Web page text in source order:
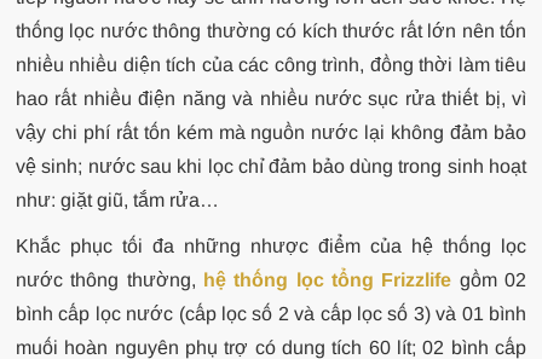
thống lọc nước thông thường có kích thước rất lớn nên tốn
nhiều nhiều diện tích của các công trình, đồng thời làm tiêu
hao rất nhiều điện năng và nhiều nước sục rửa thiết bị, vì
vậy chi phí rất tốn kém mà nguồn nước lại không đảm bảo
vệ sinh; nước sau khi lọc chỉ đảm bảo dùng trong sinh hoạt
như: giặt giũ, tắm rửa…
Khắc phục tối đa những nhược điểm của hệ thống lọc
nước thông thường, hệ thống lọc tổng Frizzlife gồm 02
bình cấp lọc nước (cấp lọc số 2 và cấp lọc số 3) và 01 bình
muối hoàn nguyên phụ trợ có dung tích 60 lít; 02 bình cấp